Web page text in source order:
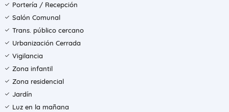
Portería / Recepción
Salón Comunal
Trans. público cercano
Urbanización Cerrada
Vigilancia
Zona infantil
Zona residencial
Jardín
Luz en la mañana